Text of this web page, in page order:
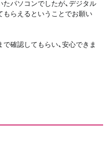
パソコンでしたが、デジタル
らえるということでお願い
確認してもらい、安心できま